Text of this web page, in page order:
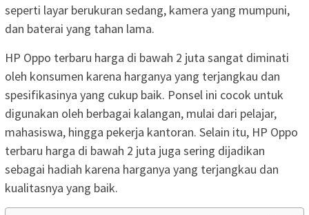
seperti layar berukuran sedang, kamera yang mumpuni,
dan baterai yang tahan lama.
HP Oppo terbaru harga di bawah 2 juta sangat diminati
oleh konsumen karena harganya yang terjangkau dan
spesifikasinya yang cukup baik. Ponsel ini cocok untuk
digunakan oleh berbagai kalangan, mulai dari pelajar,
mahasiswa, hingga pekerja kantoran. Selain itu, HP Oppo
terbaru harga di bawah 2 juta juga sering dijadikan
sebagai hadiah karena harganya yang terjangkau dan
kualitasnya yang baik.